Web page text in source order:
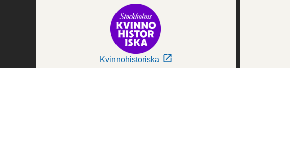
Kvinnohistoriska